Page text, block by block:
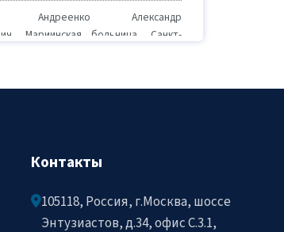
Андреенко Александр
Мариинская больница, Санкт-
Контакты
105118, Россия, г.Москва, шоссе
Энтузиастов, д.34, офис C.3.1,